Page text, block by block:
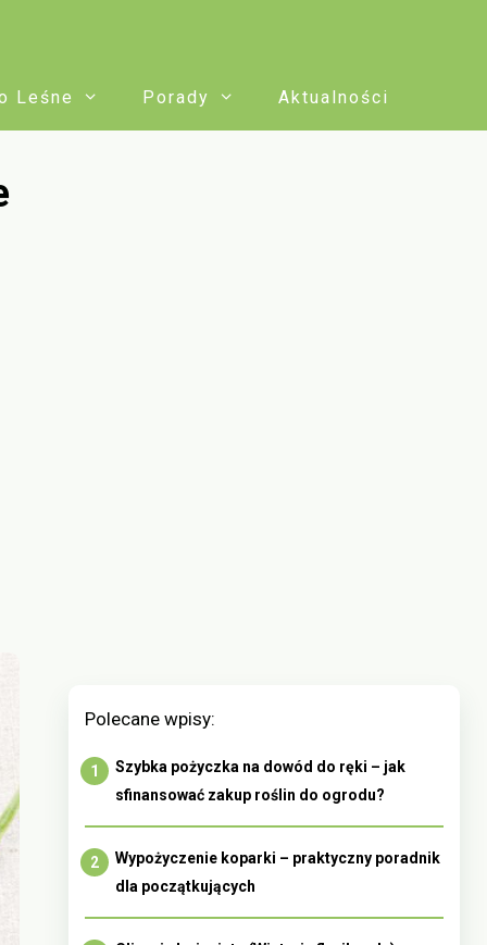
Leśne Porady Aktualności
Polecane wpisy:
Szybka pożyczka na dowód do ręki – jak
sfinansować zakup roślin do ogrodu?
Wypożyczenie koparki – praktyczny poradnik
dla początkujących